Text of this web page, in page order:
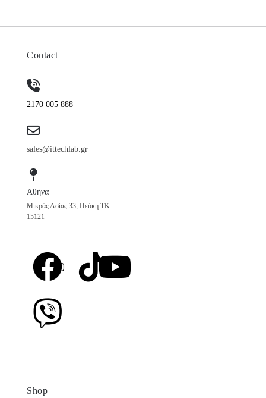
Contact
2170 005 888
sales@ittechlab.gr
Αθήνα
Μικράς Ασίας 33, Πεύκη ΤΚ
15121
Shop